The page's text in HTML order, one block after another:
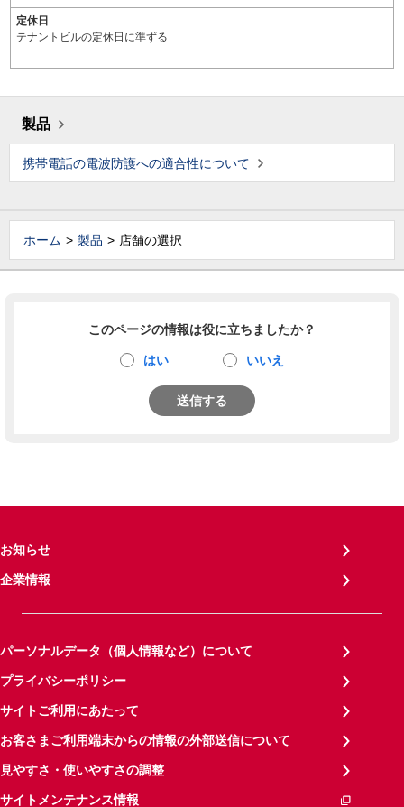
定休日
テナントビルの定休日に準ずる
製品
携帯電話の電波防護への適合性について
ホーム 製品 店舗の選択
このページの情報は役に立ちましたか？
はい いいえ
送信する
お知らせ
企業情報
パーソナルデータ（個人情報など）について
プライバシーポリシー
サイトご利用にあたって
お客さまご利用端末からの情報の外部送信について
見やすさ・使いやすさの調整
サイトメンテナンス情報